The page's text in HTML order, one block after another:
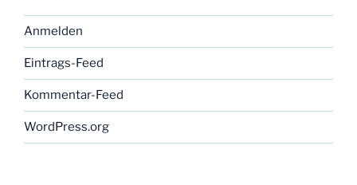
Anmelden
Eintrags-Feed
Kommentar-Feed
WordPress.org